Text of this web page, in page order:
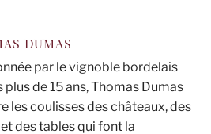
DUMAS
par le vignoble bordelais
plus de 15 ans, Thomas Dumas
les coulisses des châteaux, des
des tables qui font la